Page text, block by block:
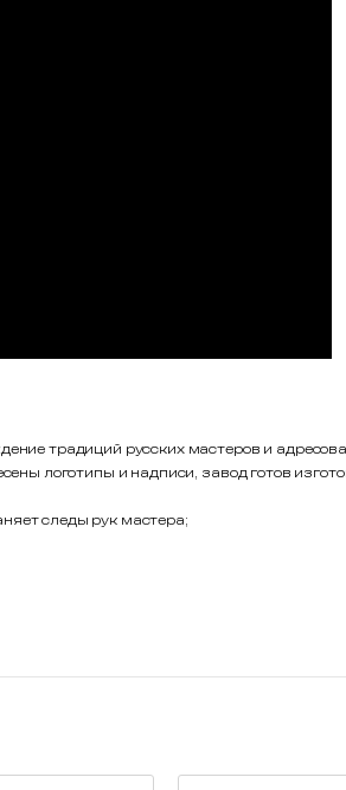
традиций русских мастеров и
логотипы и надписи, завод готов
следы рук мастера;